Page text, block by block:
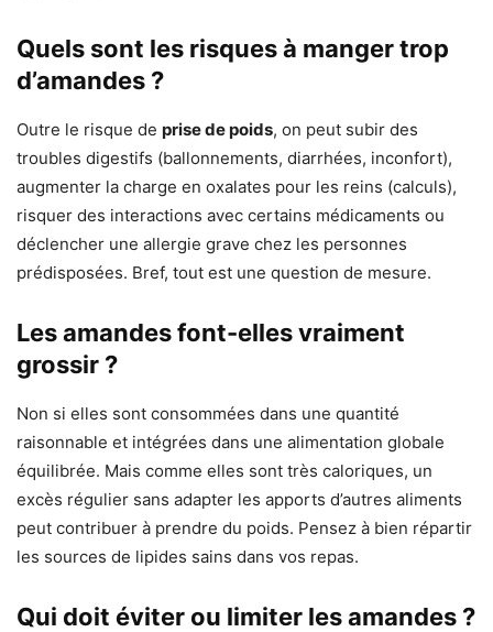
Quels sont les risques à manger trop
d’amandes ?
Outre le risque de prise de poids, on peut subir des
troubles digestifs (ballonnements, diarrhées, inconfort),
augmenter la charge en oxalates pour les reins (calculs),
risquer des interactions avec certains médicaments ou
déclencher une allergie grave chez les personnes
prédisposées. Bref, tout est une question de mesure.
Les amandes font-elles vraiment
grossir ?
Non si elles sont consommées dans une quantité
raisonnable et intégrées dans une alimentation globale
équilibrée. Mais comme elles sont très caloriques, un
excès régulier sans adapter les apports d’autres aliments
peut contribuer à prendre du poids. Pensez à bien répartir
les sources de lipides sains dans vos repas.
Qui doit éviter ou limiter les amandes ?